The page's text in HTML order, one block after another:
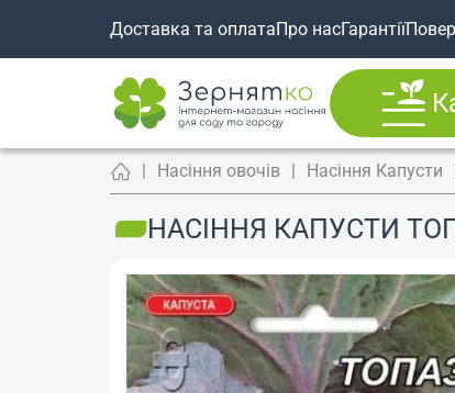
Доставка та оплатаПро насГарантії
Насіння овочів Насіння Капусти
НАСІННЯ КАПУСТИ